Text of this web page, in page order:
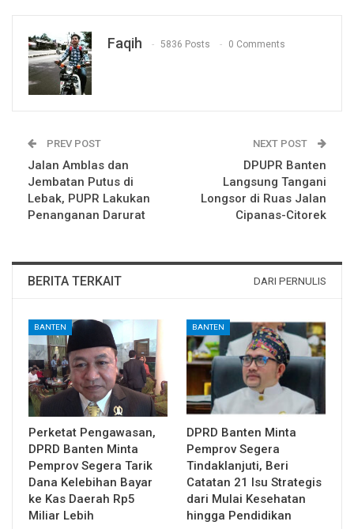
Faqih 5836 Posts 0 Comments
PREV POST
Jalan Amblas dan
Jembatan Putus di
Lebak, PUPR Lakukan
Penanganan Darurat
NEXT POST
DPUPR Banten
Langsung Tangani
Longsor di Ruas Jalan
Cipanas-Citorek
BERITA TERKAIT DARI PERNULIS
BANTEN
Perketat Pengawasan,
DPRD Banten Minta
Pemprov Segera Tarik
Dana Kelebihan Bayar
ke Kas Daerah Rp5
Miliar Lebih
BANTEN
DPRD Banten Minta
Pemprov Segera
Tindaklanjuti, Beri
Catatan 21 Isu Strategis
dari Mulai Kesehatan
hingga Pendidikan